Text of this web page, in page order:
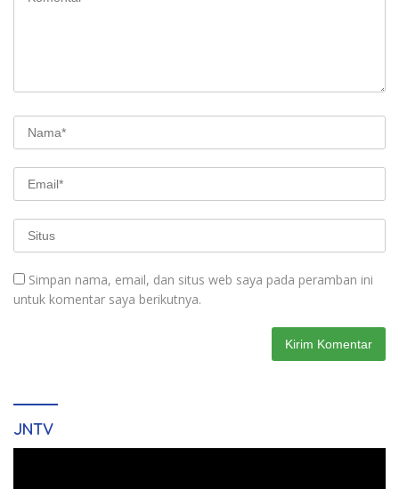
Simpan nama, email, dan situs web saya pada peramban ini
untuk komentar saya berikutnya.
JNTV